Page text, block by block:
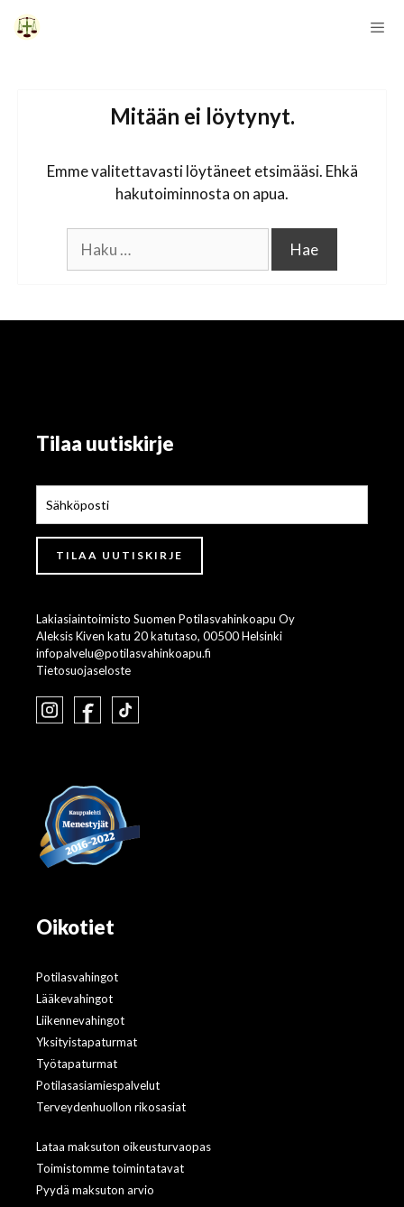
Siirry
sisältöön
Mitään ei löytynyt.
Emme valitettavasti löytäneet etsimääsi. Ehkä
hakutoiminnosta on apua.
Tilaa uutiskirje
Lakiasiaintoimisto Suomen Potilasvahinkoapu Oy
Aleksis Kiven katu 20 katutaso, 00500 Helsinki
infopalvelu@potilasvahinkoapu.fi
Tietosuojaseloste
Oikotiet
Potilasvahingot
Lääkevahingot
Liikennevahingot
Yksityistapaturmat
Työtapaturmat
Potilasasiamiespalvelut
Terveydenhuollon rikosasiat
Lataa maksuton oikeusturvaopas
Toimistomme toimintatavat
Pyydä maksuton arvio